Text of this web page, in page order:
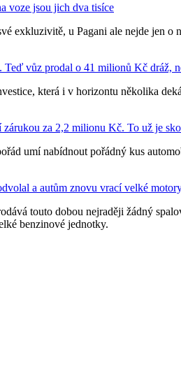
voze jsou jich dva tisíce
exkluzivitě, u Pagani ale nejde jen
vůz prodal o 41 milionů Kč dráž,
která i v horizontu několika
za 2,2 milionu Kč. To už je
umí nabídnout pořádný kus
a autům znovu vrací velké
touto dobou nejraději žádný
benzinové jednotky.